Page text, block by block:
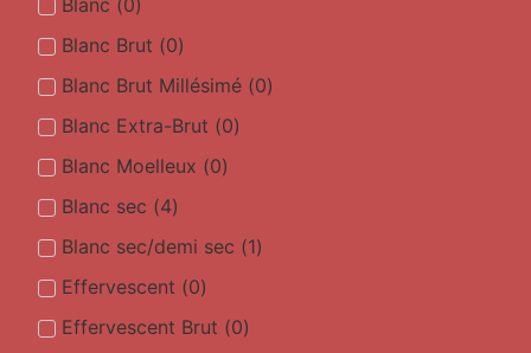
Blanc (0)
Blanc Brut (0)
Blanc Brut Millésimé (0)
Blanc Extra-Brut (0)
Blanc Moelleux (0)
Blanc sec (4)
Blanc sec/demi sec (1)
Effervescent (0)
Effervescent Brut (0)